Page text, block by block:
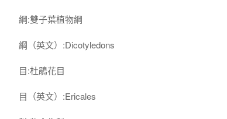
綱:雙子葉植物綱
綱（英文）:Dicotyledons
目:杜鵑花目
目（英文）:Ericales